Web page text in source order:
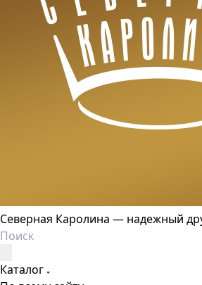
Северная Каролина — надежный
Каталог